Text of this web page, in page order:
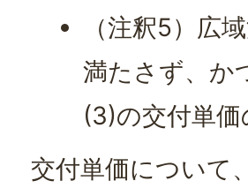
（注釈5）広
満たさず、か
(3)の交付単
交付単価について